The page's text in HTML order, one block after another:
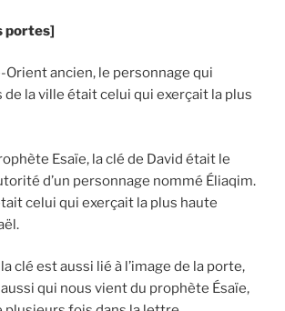
portes]
Orient ancien, le personnage qui
la ville était celui qui exerçait la plus
Esaïe, la clé de David était le
d’un personnage nommé Éliaqim.
celui qui exerçait la plus haute
clé est aussi lié à l’image de la porte,
qui nous vient du prophète Ésaïe,